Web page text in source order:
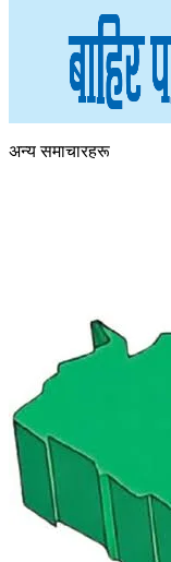
अन्य समाचारहरू